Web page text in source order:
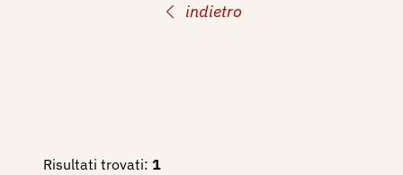
indietro
Risultati trovati: 1